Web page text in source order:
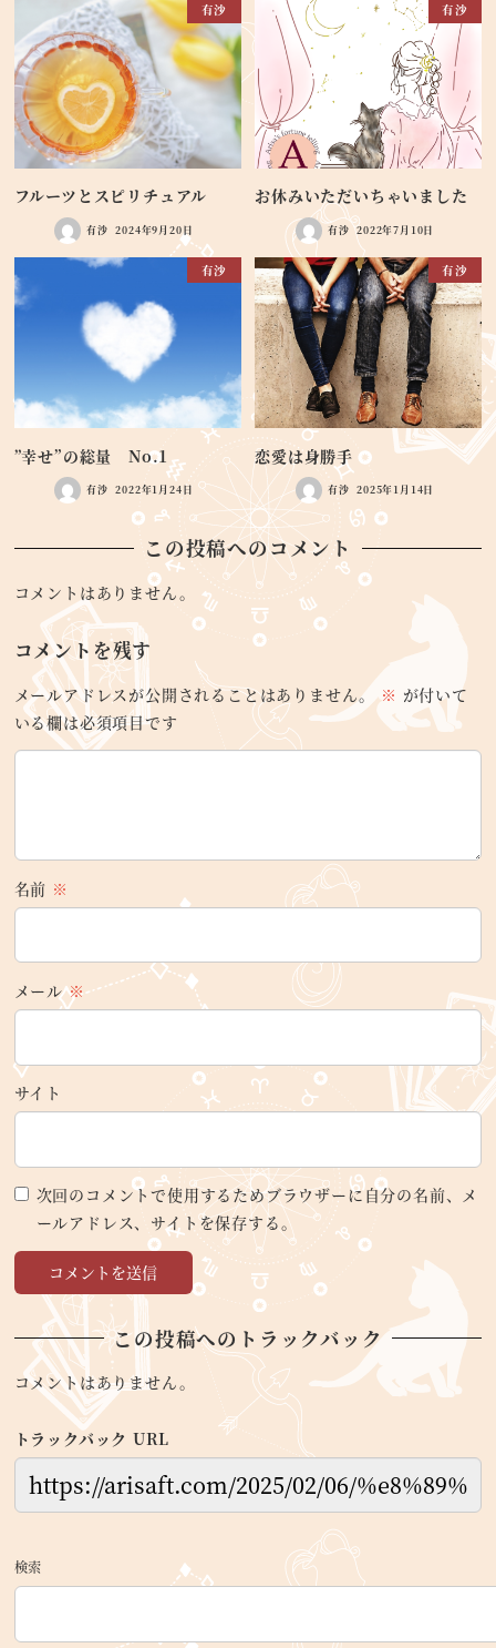
有沙
フルーツとスピリチュアル
有沙 2024年9月20日
有沙
お休みいただいちゃいました
有沙 2022年7月10日
有沙
”幸せ”の総量 No.1
有沙 2022年1月24日
有沙
恋愛は身勝手
有沙 2025年1月14日
この投稿へのコメント
コメントはありません。
コメントを残す
メールアドレスが公開されることはありません。 ※ が付いて
いる欄は必須項目です
名前 ※
メール※
サイト
次回のコメントで使用するためブラウザーに自分の名前、メ
ールアドレス、サイトを保存する。
この投稿へのトラックバック
コメントはありません。
トラックバック URL
検索